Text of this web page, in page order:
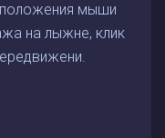
мыши
на лыжне, клик